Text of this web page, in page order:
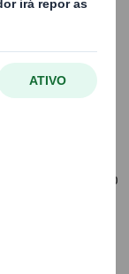
o
a qualidade e o